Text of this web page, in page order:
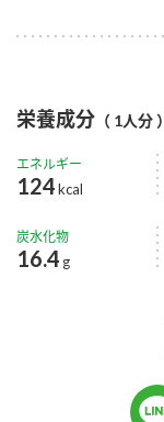
栄養成分 （ 1人分 ）
エネルギー
124kcal
炭水化物
16.4 g